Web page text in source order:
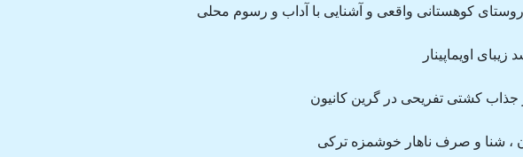
کوهستانی واقعی و آشنایی با آداب و رسوم محلی
اویماپینار
جذاب کشتی تفریحی در گرین کانیون
، شنا و صرف ناهار خوشمزه ترکی